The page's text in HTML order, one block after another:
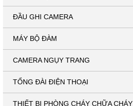
ĐẦU GHI CAMERA
MÁY BỘ ĐÀM
CAMERA NGỤY TRANG
TỔNG ĐÀI ĐIỆN THOẠI
THIẾT BỊ PHÒNG CHÁY CHỮA CHÁY